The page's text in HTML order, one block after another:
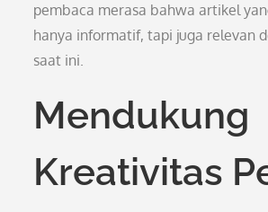
pembaca merasa bahwa artikel
hanya informatif, tapi juga relevan
saat ini.
Mendukung
Kreativitas